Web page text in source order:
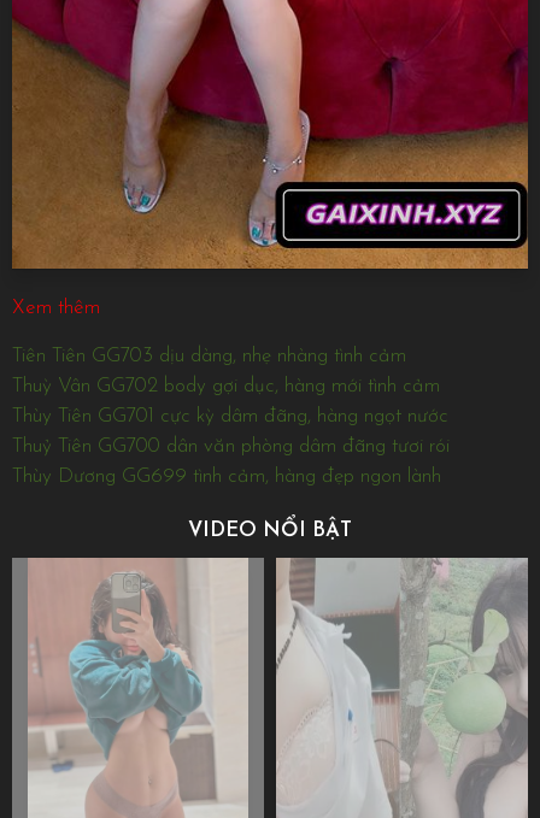
Xem thêm
Tiên Tiên GG703 dịu dàng, nhẹ nhàng tình cảm
Thuỳ Vân GG702 body gợi dục, hàng mới tình cảm
Thùy Tiên GG701 cực kỳ dâm đãng, hàng ngọt nước
Thuỷ Tiên GG700 dân văn phòng dâm đãng tươi rói
Thùy Dương GG699 tình cảm, hàng đẹp ngon lành
VIDEO NỔI BẬT